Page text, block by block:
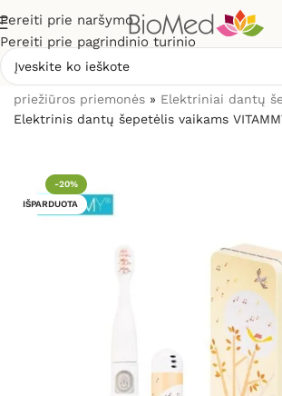
Pereiti prie naršymo
Pereiti prie pagrindinio turinio
priežiūros priemonės » Elektriniai dantų
Elektrinis dantų šepetėlis vaikams
-20%
IŠPARDUOTA